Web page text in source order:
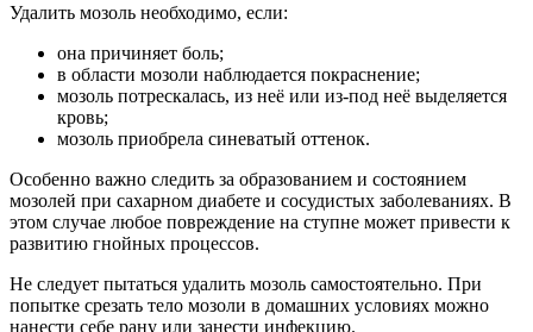
Удалить мозоль необходимо, если:
она причиняет боль;
в области мозоли наблюдается покраснение;
мозоль потрескалась, из неё или из-под неё выделяется
кровь;
мозоль приобрела синеватый оттенок.
Особенно важно следить за образованием и состоянием
мозолей при сахарном диабете и сосудистых заболеваниях. В
этом случае любое повреждение на ступне может привести к
развитию гнойных процессов.
Не следует пытаться удалить мозоль самостоятельно. При
попытке срезать тело мозоли в домашних условиях можно
нанести себе рану или занести инфекцию.